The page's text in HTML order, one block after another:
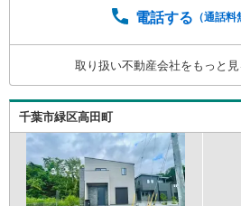
く暮らしやすいエリアです●
さい！● お客様の一生の宝物
ートナーになれるよう全力でサ
ご相談には迅速にご対応致し
いませ！
電話する （通話料
取り扱い不動産会社をもっと見
千葉市緑区高田町